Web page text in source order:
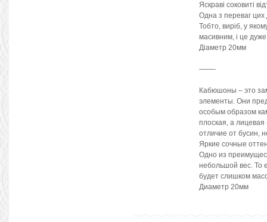
Яскраві соковиті
Одна з переваг цих
Тобто, виріб, у
масивним, і це
Діаметр 20мм
——-
Кабюшоны – это
элементы. Они
особым образом
плоская, а
отличие от бусин,
Яркие сочные
Одно из
небольшой вес. То
будет слишком
Диаметр 20мм